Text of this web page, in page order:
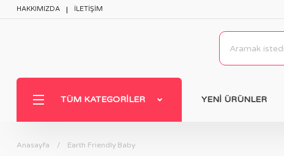
HAKKIMIZDA İLETİŞİM
TÜM KATEGORILER YENİ ÜRÜNLER
Anasayfa Earth Friendly Baby